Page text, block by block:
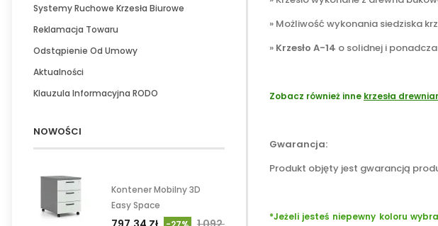
Systemy Ruchowe Krzesła Biurowe
Reklamacja Towaru
Odstąpienie Od Umowy
Aktualności
Klauzula Informacyjna RODO
NOWOŚCI
Kontener Mobilny 3D
Easy Space
» Możliwość wykonania siedziska
» Krzesło A-14 o solidnej i
Zobacz również inne krzesła
Gwarancja:
Produkt objęty jest gwarancją
*Jeżeli jesteś niepewny koloru